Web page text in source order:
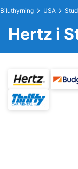
Biluthyrning USA
Hertz i